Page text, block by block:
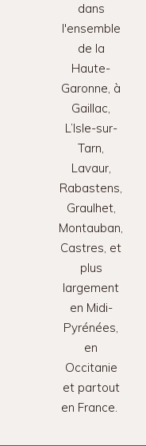
dans
l'ensemble
de la
Haute-
Garonne, à
Gaillac,
L’Isle-sur-
Tarn,
Lavaur,
Rabastens,
Graulhet,
Montauban,
Castres, et
plus
largement
en Midi-
Pyrénées,
en
Occitanie
et partout
en France.